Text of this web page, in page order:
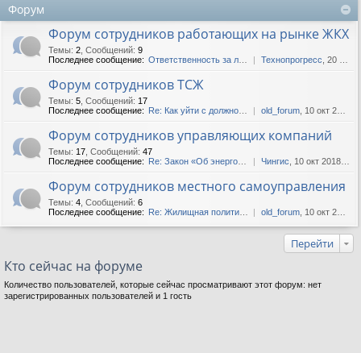
Форум
Форум сотрудников работающих на рынке ЖКХ
Темы: 2 Сообщений: 9
Последнее сообщение: Ответственность за лифты Технопрогресс , 20 окт 2020, 09:51
Форум сотрудников ТСЖ
Темы: 5 Сообщений: 17
Последнее сообщение: Re: Как уйти с должности пр... old_forum , 10 окт 2015, 15:16
Форум сотрудников управляющих компаний
Темы: 17 Сообщений: 47
Последнее сообщение: Re: Закон «Об энергосбереже... Чингис , 10 окт 2018, 06:22
Форум сотрудников местного самоуправления
Темы: 4 Сообщений: 6
Последнее сообщение: Re: Жилищная политика. Реко... old_forum , 10 окт 2015, 16:45
Перейти
Кто сейчас на форуме
Количество пользователей, которые сейчас просматривают этот форум: нет
зарегистрированных пользователей и 1 гость